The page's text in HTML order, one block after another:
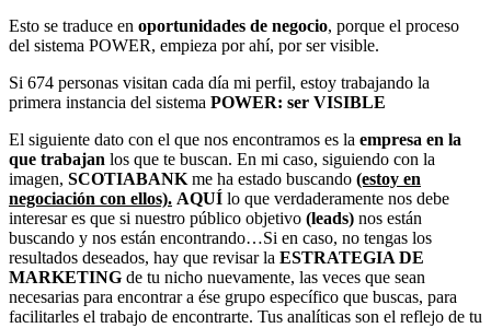
Esto se traduce en oportunidades de negocio, porque el proceso
del sistema POWER, empieza por ahí, por ser visible.
Si 674 personas visitan cada día mi perfil, estoy trabajando la
primera instancia del sistema POWER: ser VISIBLE
El siguiente dato con el que nos encontramos es la empresa en la
que trabajan los que te buscan. En mi caso, siguiendo con la
imagen, SCOTIABANK me ha estado buscando (estoy en
negociación con ellos). AQUÍ lo que verdaderamente nos debe
interesar es que si nuestro público objetivo (leads) nos están
buscando y nos están encontrando…Si en caso, no tengas los
resultados deseados, hay que revisar la ESTRATEGIA DE
MARKETING de tu nicho nuevamente, las veces que sean
necesarias para encontrar a ése grupo específico que buscas, para
facilitarles el trabajo de encontrarte. Tus analíticas son el reflejo de tu